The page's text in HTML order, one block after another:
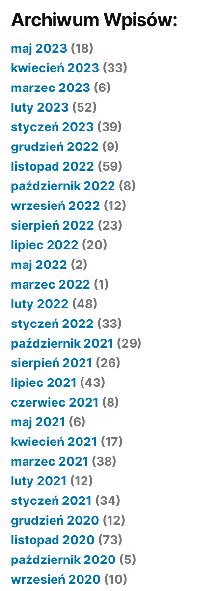
Archiwum Wpisów:
maj 2023 (18)
kwiecień 2023 (33)
marzec 2023 (6)
luty 2023 (52)
styczeń 2023 (39)
grudzień 2022 (9)
listopad 2022 (59)
październik 2022 (8)
wrzesień 2022 (12)
sierpień 2022 (23)
lipiec 2022 (20)
maj 2022 (2)
marzec 2022 (1)
luty 2022 (48)
styczeń 2022 (33)
październik 2021 (29)
sierpień 2021 (26)
lipiec 2021 (43)
czerwiec 2021 (8)
maj 2021 (6)
kwiecień 2021 (17)
marzec 2021 (38)
luty 2021 (12)
styczeń 2021 (34)
grudzień 2020 (12)
listopad 2020 (73)
październik 2020 (5)
wrzesień 2020 (10)